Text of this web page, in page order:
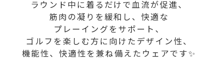
ラウンド中に着るだけで血流が促進、
筋肉の凝りを緩和し、快適な
プレーイングをサポート、
ゴルフを楽しむ方に向けたデザイン性、
機能性、快適性を兼ね備えたウェアです✨